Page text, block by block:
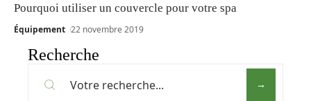
Pourquoi utiliser un couvercle pour votre spa
Équipement 22 novembre 2019
Recherche